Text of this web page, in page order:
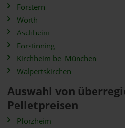
Forstern
Wörth
Aschheim
Forstinning
Kirchheim bei München
Walpertskirchen
Auswahl von
Pelletpreisen
Pforzheim